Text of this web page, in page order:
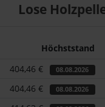
Lose
Höchststand
404,46 € 08.08.2026
404,46 € 08.08.2026